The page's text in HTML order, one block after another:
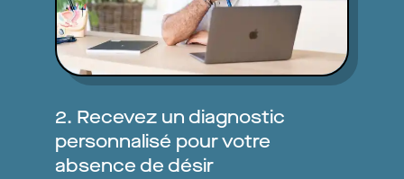
2. Recevez un diagnostic
personnalisé pour votre
absence de désir